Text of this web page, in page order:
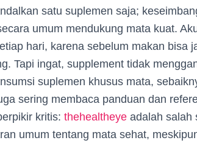
satu suplemen saja;
umum mendukung mata kuat.
hari, karena sebelum makan bisa
Tapi ingat, supplement tidak
suplemen khusus mata,
sering membaca panduan dan
kritis: thehealtheye adalah salah
umum tentang mata sehat,